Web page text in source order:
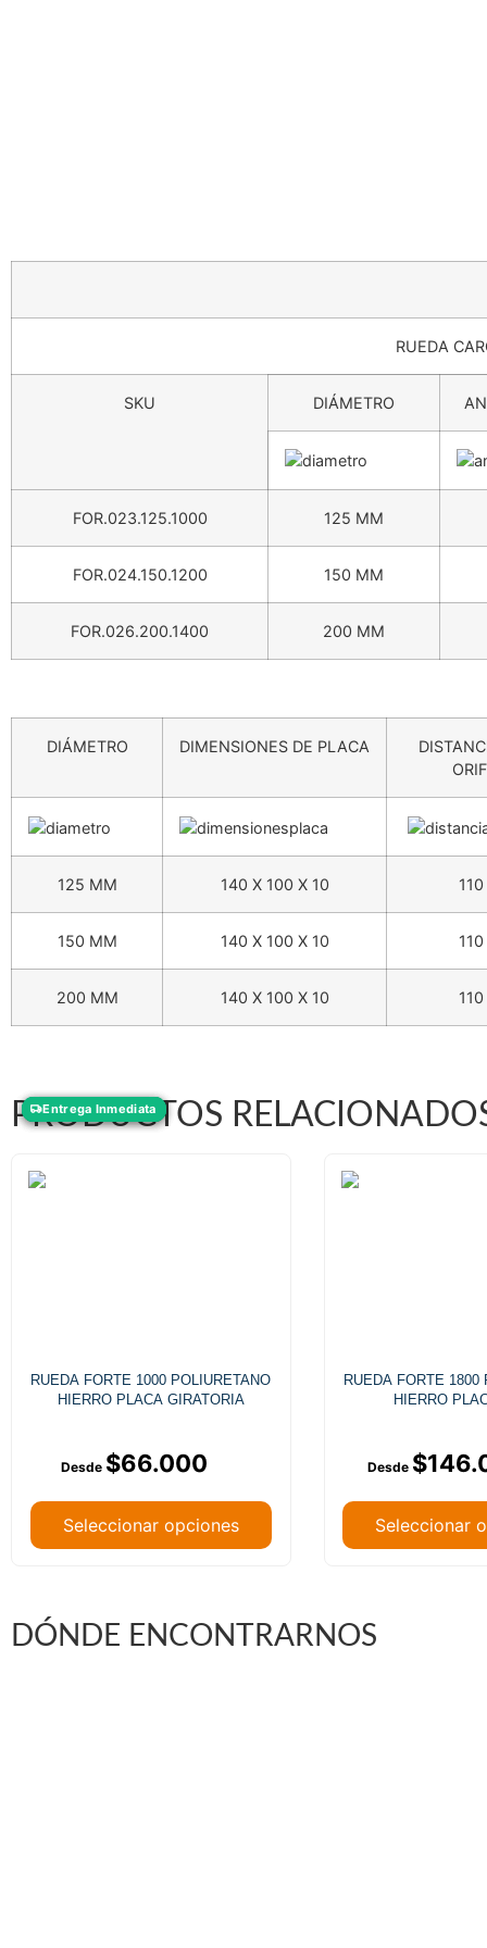
RUEDA
SKU DIÁMETRO
FOR.023.125.1000 125 MM
FOR.024.150.1200 150 MM
FOR.026.200.1400 200 MM
DIÁMETRO DIMENSIONES DE PLACA
125 MM 140 X 100 X 10
150 MM 140 X 100 X 10
200 MM 140 X 100 X 10
PRODUCTOS
Entrega Inmediata
RUEDA FORTE 1000 POLIURETANO
HIERRO PLACA GIRATORIA
$66.000
Seleccionar opciones
Entrega Inmediata
RUEDA FORTE 1800
HIERRO
$
Seleccionar
Entrega Inmediata
Entrega Inmediata
DÓNDE ENCONTRARNOS